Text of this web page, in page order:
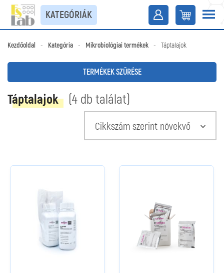
KATEGÓRIÁK
Kezdőoldal - Kategória - Mikrobiológiai termékek - Táptalajok
TERMÉKEK SZŰRÉSE
Táptalajok (4 db találat)
Cikkszám szerint növekvő